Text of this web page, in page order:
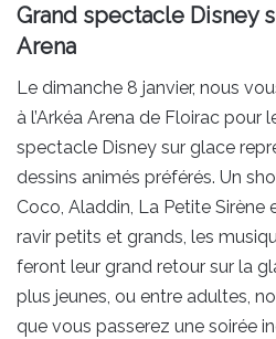
Grand spectacle Disney
Arena
Le dimanche 8 janvier, nous
à l’Arkéa Arena de Floirac pour
spectacle Disney sur glace
dessins animés préférés. Un
Coco, Aladdin, La Petite Sirène
ravir petits et grands, les
feront leur grand retour sur la
plus jeunes, ou entre adultes,
que vous passerez une soirée